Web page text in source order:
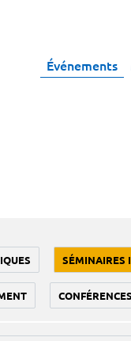
Événements
SÉMINAIRES